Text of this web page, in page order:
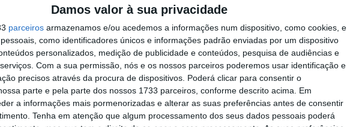
Damos valor à sua privacidade
parceiros armazenamos e/ou acedemos a informações num dispositivo, como cookies, e
como identificadores únicos e informações padrão enviadas por um dispositivo
personalizados, medição de publicidade e conteúdos, pesquisa de audiências e
Com a sua permissão, nós e os nossos parceiros poderemos usar identificação e
precisos através da procura de dispositivos. Poderá clicar para consentir o
parte e pela parte dos nossos 1733 parceiros, conforme descrito acima. Em
a informações mais pormenorizadas e alterar as suas preferências antes de consentir
Tenha em atenção que algum processamento dos seus dados pessoais poderá
145 COMENTÁRIOS
e testemunha desse facto são as vendas, pois este é o
e de acordo com uma recente pesquisa, levada a
o mais odiado dos dispositivos móveis. Este
ou que reportaram algum problema. O
apreciado.